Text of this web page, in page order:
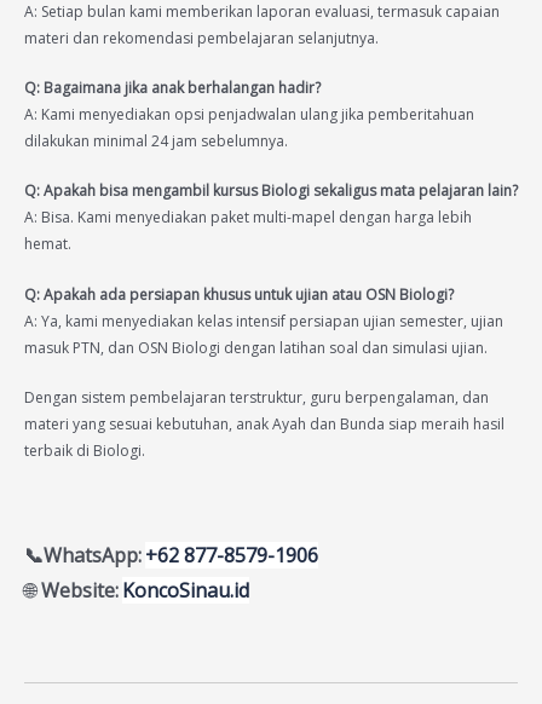
A: Setiap bulan kami memberikan laporan evaluasi, termasuk capaian
materi dan rekomendasi pembelajaran selanjutnya.
Q: Bagaimana jika anak berhalangan hadir?
A: Kami menyediakan opsi penjadwalan ulang jika pemberitahuan
dilakukan minimal 24 jam sebelumnya.
Q: Apakah bisa mengambil kursus Biologi sekaligus mata pelajaran lain?
A: Bisa. Kami menyediakan paket multi-mapel dengan harga lebih
hemat.
Q: Apakah ada persiapan khusus untuk ujian atau OSN Biologi?
A: Ya, kami menyediakan kelas intensif persiapan ujian semester, ujian
masuk PTN, dan OSN Biologi dengan latihan soal dan simulasi ujian.
Dengan sistem pembelajaran terstruktur, guru berpengalaman, dan
materi yang sesuai kebutuhan, anak Ayah dan Bunda siap meraih hasil
terbaik di Biologi.
📞WhatsApp:+62 877-8579-1906
🌐Website:KoncoSinau.id